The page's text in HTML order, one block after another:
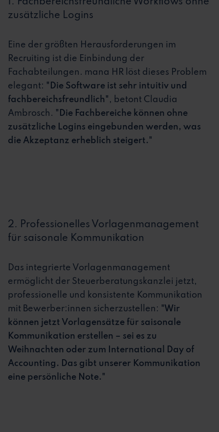
1. Fachbereichsfreundliche Workflows ohne
zusätzliche Logins
Eine der größten Herausforderungen im
Recruiting ist die Einbindung der
Fachabteilungen. mana HR löst dieses Problem
elegant: "Die Software ist sehr intuitiv und
fachbereichsfreundlich" , betont Claudia
Ambrosch. "Die Fachbereiche können ohne
zusätzliche Logins eingebunden werden, was
die Akzeptanz erheblich steigert."
2. Professionelles Vorlagenmanagement
für saisonale Kommunikation
Das integrierte Vorlagenmanagement
ermöglicht der Steuerberatungskanzlei jetzt,
professionelle und konsistente Kommunikation
mit Bewerber:innen sicherzustellen: "Wir
können jetzt Vorlagensätze für saisonale
Kommunikation erstellen – sei es zu
Weihnachten oder zum International Day of
Accounting. Das gibt unserer Kommunikation
eine persönliche Note."